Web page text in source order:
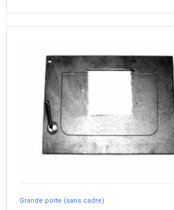
Grande porte (sans cadre)